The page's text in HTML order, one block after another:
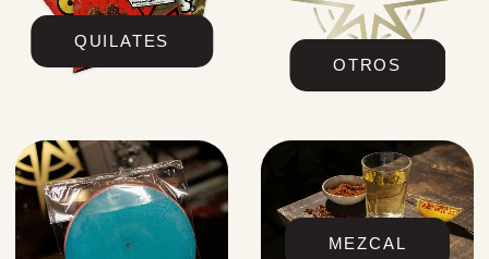
QUILATES
OTROS
MEZCAL